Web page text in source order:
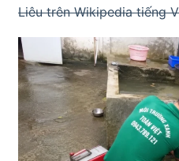
Liêu trên Wikipedia tiếng